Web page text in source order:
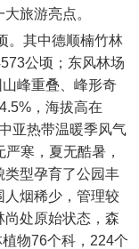
旅游亮点。
其中德顺楠竹林
公顷；东风林场
峰重叠、峰形奇
，海拔高在
亚热带温暖季风气
寒，夏无酷暑，
类型孕育了公园丰
人烟稀少，管理较
处原始状态，森
物76个科，224个